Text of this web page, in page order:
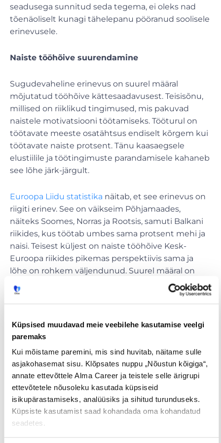
Küpsised muudavad meie veebilehe kasutamise veelgi
paremaks
Kui mõistame paremini, mis sind huvitab, näitame sulle
asjakohasemat sisu. Klõpsates nuppu „Nõustun kõigiga“,
annate ettevõttele Alma Career ja teistele selle ärigrupi
ettevõtetele nõusoleku kasutada küpsiseid
isikupärastamiseks, analüüsiks ja sihitud turunduseks.
Küpsiste kasutamist saad kohandada oma kohandatud
seadetes.
seadusega sunnitud seda tegema, ei oleks nad
tõenäoliselt kunagi tähelepanu pööranud soolisele
erinevusele.
Naiste tööhõive suurendamine
Sugudevaheline erinevus on suurel määral
mõjutatud tööhõive kättesaadavusest. Teisisõnu,
millised on riiklikud tingimused, mis pakuvad
naistele motivatsiooni töötamiseks. Tööturul on
töötavate meeste osatähtsus endiselt kõrgem kui
töötavate naiste protsent. Tänu kaasaegsele
elustiilile ja töötingimuste parandamisele kahaneb
see lõhe järk-järgult.
Euroopa Liidu statistika näitab, et see erinevus on
riigiti erinev. See on väikseim Põhjamaades,
näiteks Soomes, Norras ja Rootsis, samuti Balkani
riikides, kus töötab umbes sama protsent mehi ja
naisi. Teisest küljest on naiste tööhõive Kesk-
Euroopa riikides pikemas perspektiivis sama ja
lõhe on rohkem väljendunud. Suurel määral on
selle põhjuseks paindlike töötundide pakkumine.
Töötavate emade jaoks on sageli osaline tööaeg
ainuke võimalus töötamiseks, kui nad soovivad
töö- ja pereelu edukalt ühendada. Madalmaades
töötab osalise tööajaga 74% kõigist töötavatest
naistest, kuidEL-i 28 keskmineon umbes
kolmandik sellest. Saksamaa, Austria, Belgia ja
Suurbritannia pakuvad suhteliselt häid tingimusi
naistele, kus peaaegu pooled naised töötavad